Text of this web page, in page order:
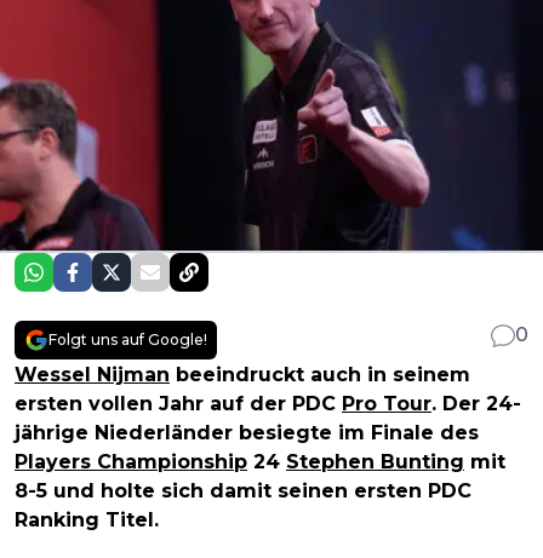
Folgt uns auf Google!
0
Wessel Nijman beeindruckt auch in seinem
ersten vollen Jahr auf der PDC Pro Tour. Der 24-
jährige Niederländer besiegte im Finale des
Players Championship 24 Stephen Bunting mit
8-5 und holte sich damit seinen ersten PDC
Ranking Titel.